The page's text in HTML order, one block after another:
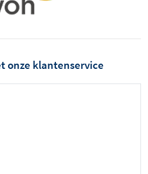
onze klantenservice